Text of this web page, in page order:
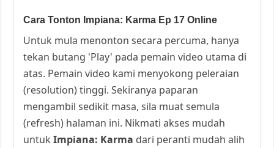
Cara Tonton Impiana: Karma Ep 17 Online
Untuk mula menonton secara percuma, hanya
tekan butang 'Play' pada pemain video utama di
atas. Pemain video kami menyokong peleraian
(resolution) tinggi. Sekiranya paparan
mengambil sedikit masa, sila muat semula
(refresh) halaman ini. Nikmati akses mudah
untukImpiana: Karma dari peranti mudah alih